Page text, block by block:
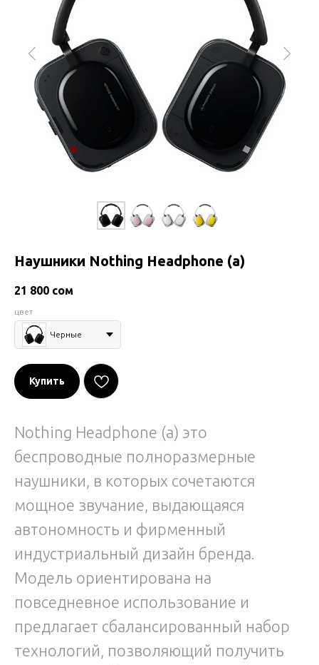
Наушники Nothing Headphone (a)
21 800 сом
цвет
Черные
Купить
Nothing Headphone (a) это
беспроводные полноразмерные
наушники, в которых сочетаются
мощное звучание, выдающаяся
автономность и фирменный
индустриальный дизайн бренда.
Модель ориентирована на
повседневное использование и
предлагает сбалансированный набор
технологий, позволяющий получить